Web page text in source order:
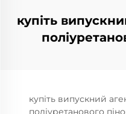
купіть
купіть випускний
поліуретанового